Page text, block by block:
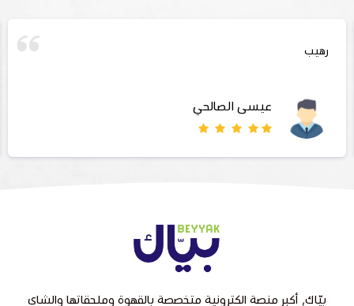
رهيب
عيسى الصالحي
بيّاك, أكبر منصة الكترونية متخصصة بالقهوة وملحقاتها والشاي